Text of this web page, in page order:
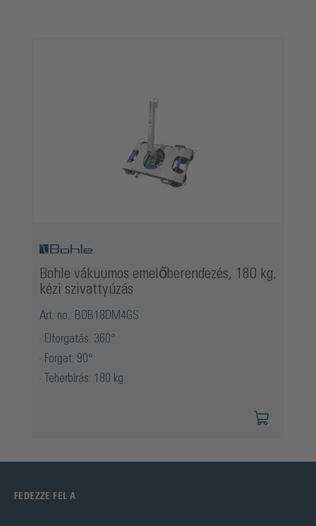
Bohle vákuumos emelőberendezés, 180 kg,
kézi szivattyúzás
Art. no.: BOB18DM4GS
Elforgatás: 360°
Forgat: 90°
Teherbírás: 180 kg
FEDEZZE FEL A